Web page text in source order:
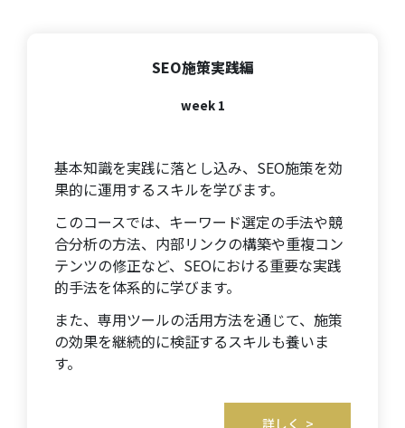
SEO施策実践編
week 1
基本知識を実践に落とし込み、SEO施策を効
果的に運用するスキルを学びます。
このコースでは、キーワード選定の手法や競
合分析の方法、内部リンクの構築や重複コン
テンツの修正など、SEOにおける重要な実践
的手法を体系的に学びます。
また、専用ツールの活用方法を通じて、施策
の効果を継続的に検証するスキルも養いま
す。
詳しく >